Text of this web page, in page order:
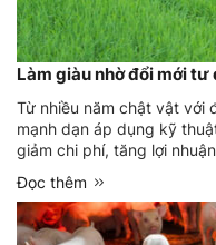
Làm giàu nhờ đổi mới
Từ nhiều năm chật vật với
mạnh dạn áp dụng kỹ
giảm chi phí, tăng lợi
Đọc thêm